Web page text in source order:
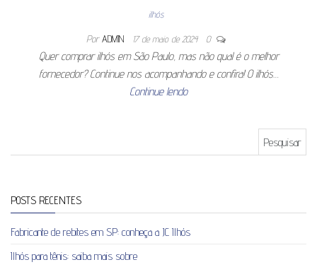
ilhós
Por ADMIN 17 de maio de 2024 0
Quer comprar ilhós em São Paulo, mas não qual é o melhor
fornecedor? Continue nos acompanhando e confira! O ilhós…
Continue lendo
POSTS RECENTES
Fabricante de rebites em SP: conheça a JC Ilhós
Ilhós para tênis: saiba mais sobre